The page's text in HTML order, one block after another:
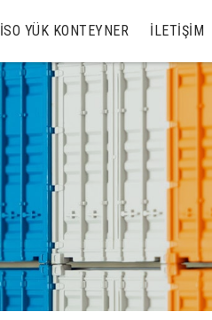
İSO YÜK KONTEYNER İLETIŞIM